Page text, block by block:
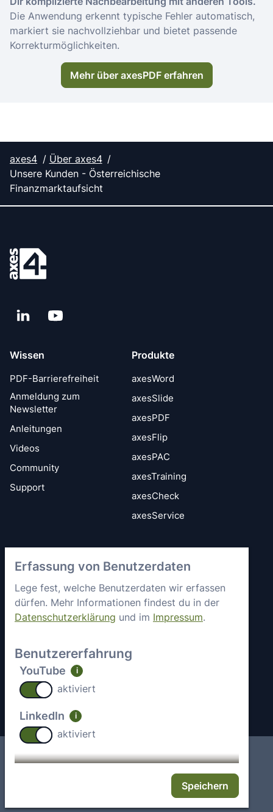
Erfassung von Benutzerdaten
Lege fest, welche Benutzerdaten wir erfassen
dürfen. Mehr Informationen findest du in der
Datenschutzerklärung und im Impressum.
Benutzererfahrung
YouTube i
aktiviert
LinkedIn i
aktiviert
Speichern
Die Anwendung erkennt typische Fehler automatisch,
markiert sie nachvollziehbar und bietet passende
Korrekturmöglichkeiten.
Mehr über axesPDF erfahren
axes4
Über axes4
Unsere Kunden - Österreichische
Finanzmarktaufsicht
LinkedInYouTube
Wissen
PDF-Barrierefreiheit
Anmeldung zum
Newsletter
Anleitungen
Videos
Community
Support
Produkte
axesWord
axesSlide
axesPDF
axesFlip
axesPAC
axesTraining
axesCheck
axesService
Sicherheit
Allgemeine
Geschäftsbedingungen
Datenschutz
Impressum
Mitgliedschaften &
Engagement